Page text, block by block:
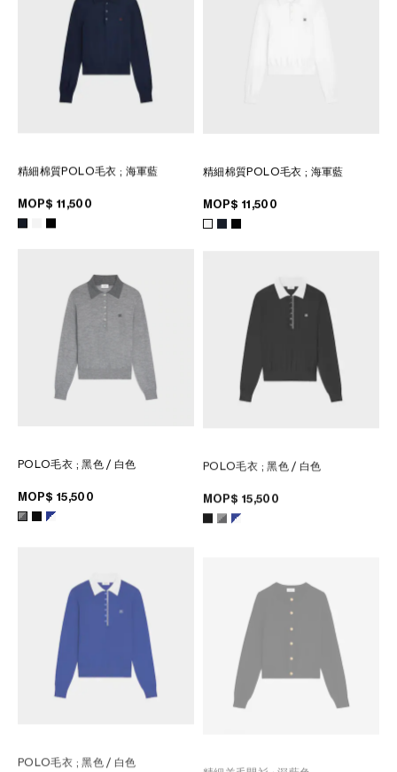
精細棉質POLO毛衣 ; 海軍藍
MOP$ 11,500
精細棉質POLO毛衣 ; 海軍藍
MOP$ 11,500
POLO毛衣 ; 黑色 / 白色
MOP$ 15,500
POLO毛衣 ; 黑色 / 白色
MOP$ 15,500
POLO毛衣 ; 黑色 / 白色